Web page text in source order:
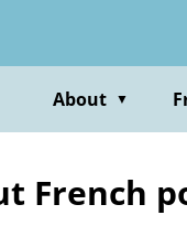
About ▼
French